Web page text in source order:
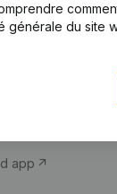
générale du site
app